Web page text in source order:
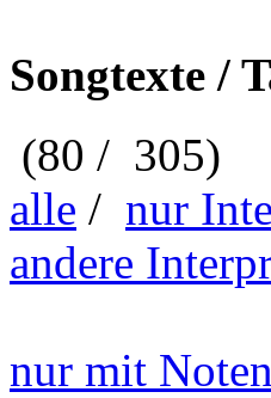
Songtexte /
(80 / 305)
alle / nur
andere
nur mit Noten